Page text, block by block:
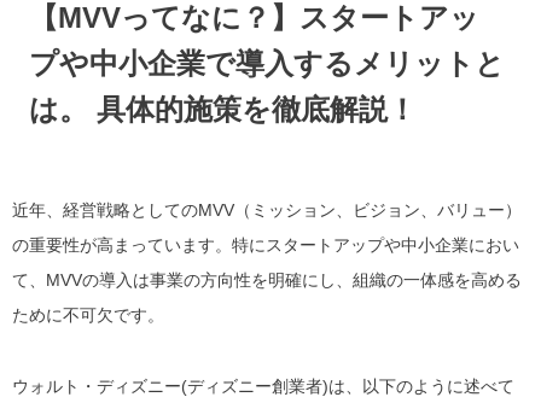
【MVVってなに？】スタートアッ
プや中小企業で導入するメリットと
は。 具体的施策を徹底解説！
近年、経営戦略としてのMVV（ミッション、ビジョン、バリュー）
の重要性が高まっています。特にスタートアップや中小企業におい
て、MVVの導入は事業の方向性を明確にし、組織の一体感を高める
ために不可欠です。
ウォルト・ディズニー(ディズニー創業者)は、以下のように述べて